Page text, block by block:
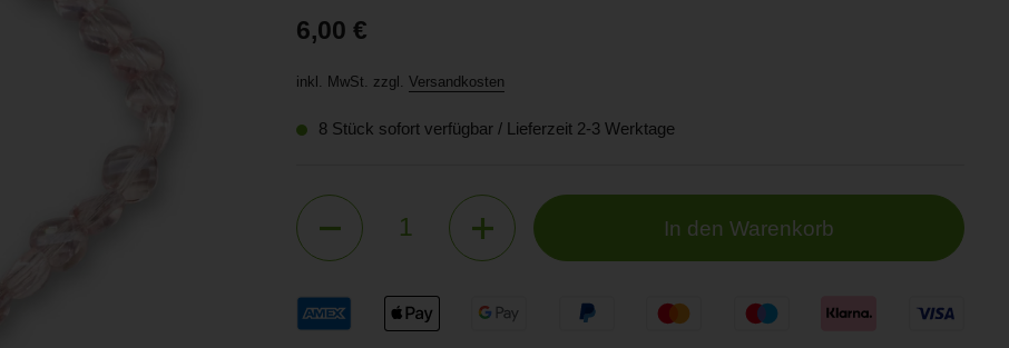
Preis:
6,00 €
inkl. MwSt. zzgl. Versandkosten
8 Stück sofort verfügbar / Lieferzeit 2-3 Werktage
Anzahl
In den Warenkorb